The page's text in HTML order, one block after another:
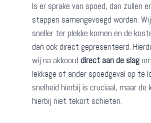
Is er sprake van spoed, dan zullen
stappen samengevoegd worden.
sneller ter plekke komen en de
dan ook direct gepresenteerd.
wij na akkoord direct aan de slag
lekkage of ander spoedgeval op te
snelheid hierbij is cruciaal, maar de
hierbij niet tekort schieten.